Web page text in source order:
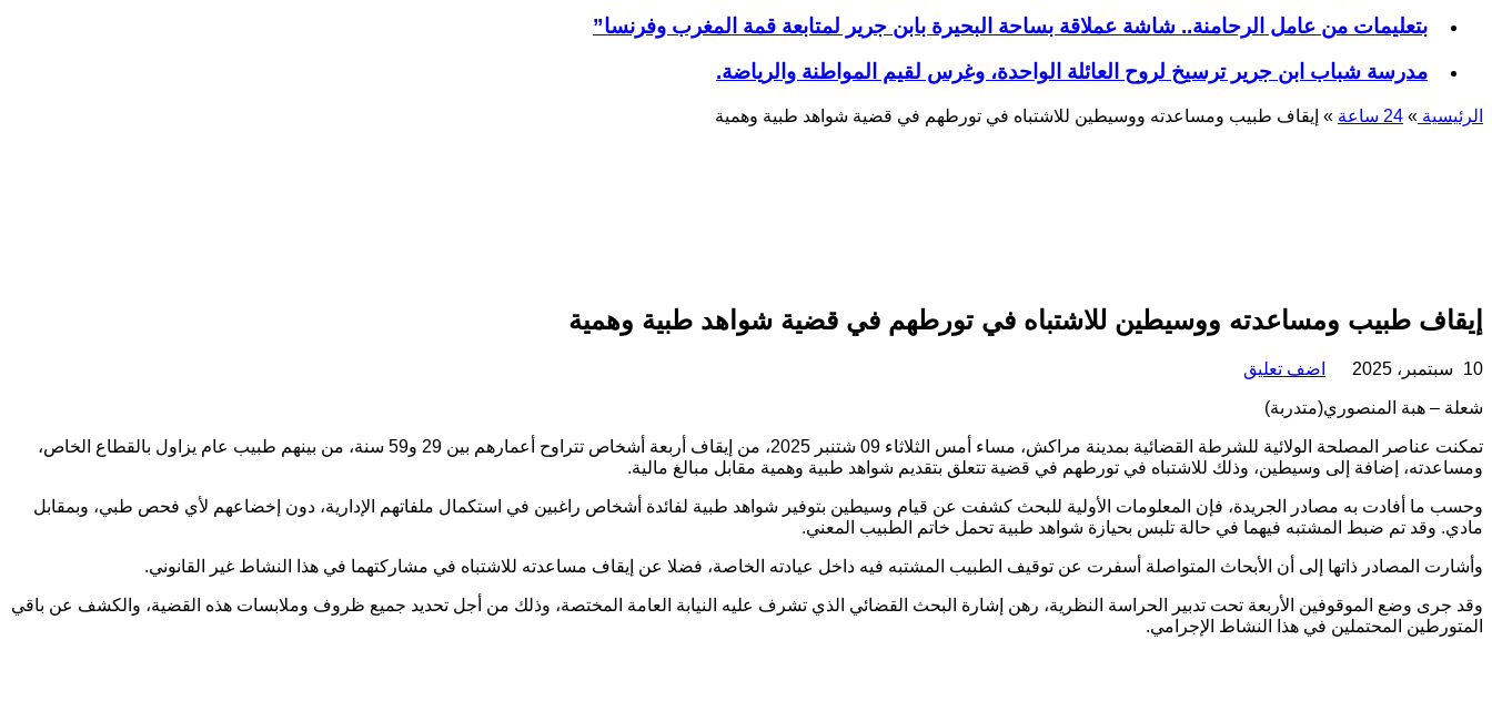
بتعليمات من عامل الرحامنة.. شاشة عملاقة بساحة البحيرة بابن جرير لمتابعة قمة المغرب وفرنسا”
​مدرسة شباب ابن جرير ترسيخ لروح العائلة الواحدة، وغرس لقيم المواطنة والرياضة.
الرئيسية » 24 ساعة » إيقاف طبيب ومساعدته ووسيطين للاشتباه في تورطهم في قضية شواهد طبية وهمية
إيقاف طبيب ومساعدته ووسيطين للاشتباه في تورطهم في قضية شواهد طبية وهمية
10 سبتمبر، 2025 اضف تعليق
شعلة – هبة المنصوري(متدربة)
تمكنت عناصر المصلحة الولائية للشرطة القضائية بمدينة مراكش، مساء أمس الثلاثاء 09 شتنبر 2025، من إيقاف أربعة أشخاص تتراوح أعمارهم بين 29 و59 سنة، من بينهم طبيب عام يزاول بالقطاع الخاص،
ومساعدته، إضافة إلى وسيطين، وذلك للاشتباه في تورطهم في قضية تتعلق بتقديم شواهد طبية وهمية مقابل مبالغ مالية.
وحسب ما أفادت به مصادر الجريدة، فإن المعلومات الأولية للبحث كشفت عن قيام وسيطين بتوفير شواهد طبية لفائدة أشخاص راغبين في استكمال ملفاتهم الإدارية، دون إخضاعهم لأي فحص طبي، وبمقابل
مادي. وقد تم ضبط المشتبه فيهما في حالة تلبس بحيازة شواهد طبية تحمل خاتم الطبيب المعني.
وأشارت المصادر ذاتها إلى أن الأبحاث المتواصلة أسفرت عن توقيف الطبيب المشتبه فيه داخل عيادته الخاصة، فضلا عن إيقاف مساعدته للاشتباه في مشاركتهما في هذا النشاط غير القانوني.
وقد جرى وضع الموقوفين الأربعة تحت تدبير الحراسة النظرية، رهن إشارة البحث القضائي الذي تشرف عليه النيابة العامة المختصة، وذلك من أجل تحديد جميع ظروف وملابسات هذه القضية، والكشف عن باقي
المتورطين المحتملين في هذا النشاط الإجرامي.